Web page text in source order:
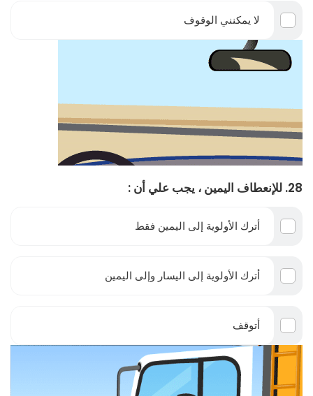
لا يمكنني الوقوف
28. للإنعطاف اليمين ، يجب علي أن :
أترك الأولوية إلى اليمين فقط
أترك الأولوية إلى اليسار وإلى اليمين
أتوقف